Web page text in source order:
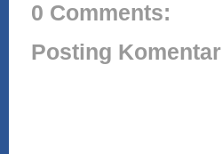
0 Comments:
Posting Komentar